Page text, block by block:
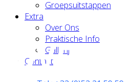
Groepsuitstappen
Extra
Over Ons
Praktische Info
Gallerij
Contact
OVER